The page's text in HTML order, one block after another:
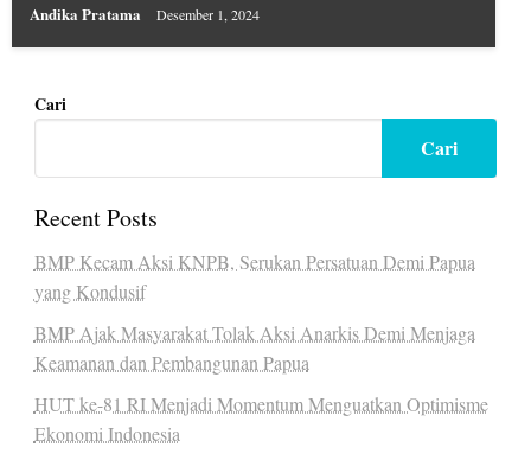
Andika Pratama Desember 1, 2024
Cari
Cari
Recent Posts
BMP Kecam Aksi KNPB, Serukan Persatuan Demi Papua
yang Kondusif
BMP Ajak Masyarakat Tolak Aksi Anarkis Demi Menjaga
Keamanan dan Pembangunan Papua
HUT ke-81 RI Menjadi Momentum Menguatkan Optimisme
Ekonomi Indonesia